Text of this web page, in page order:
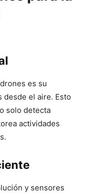
es su
desde el aire. Esto
solo detecta
actividades
y sensores